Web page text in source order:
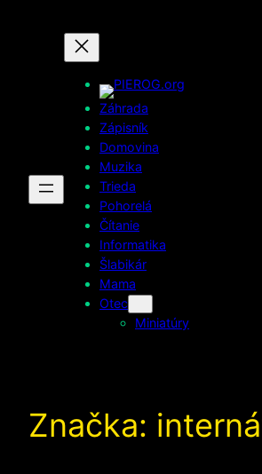
Záhrada
Zápisník
Domovina
Muzika
Trieda
Pohorelá
Čítanie
Informatika
Šlabikár
Mama
Otec
Miniatúry
Značka: